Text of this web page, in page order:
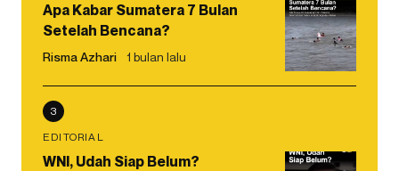
Apa Kabar Sumatera 7 Bulan
Setelah Bencana?
Risma Azhari 1 bulan lalu
3
EDITORIAL
WNI, Udah Siap Belum?